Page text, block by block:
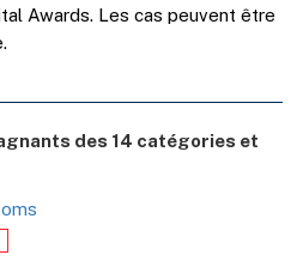
Awards. Les cas peuvent être
des 14 catégories et